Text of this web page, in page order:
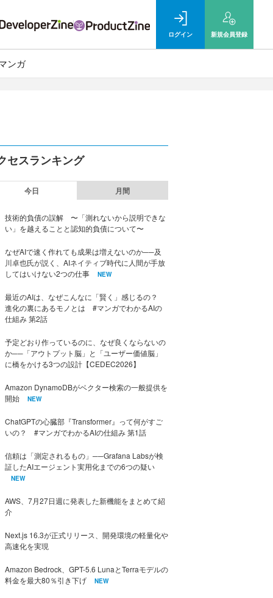
ログイン 新規会員登録
ンガ
セスランキング
今日 月間
技術的負債の誤解 〜「測れないから説明できな
い」を越えることと認知的負債について〜
なぜAIで速く作れても成果は増えないのか──及
川卓也氏が説く、AIネイティブ時代に人間が手放
してはいけない2つの仕事
NEW
最近のAIは、なぜこんなに「賢く」感じるの？
進化の裏にあるモノとは #マンガでわかるAIの
仕組み 第2話
予定どおり作っているのに、なぜ良くならないの
か──「アウトプット脳」と「ユーザー価値脳」
に橋をかける3つの設計【CEDEC2026】
Amazon DynamoDBがベクター検索の一般提供を
開始
NEW
ChatGPTの心臓部『Transformer』って何がすご
いの？ #マンガでわかるAIの仕組み 第1話
信頼は「測定されるもの」──Grafana Labsが検
証したAIエージェント実用化までの6つの疑い
NEW
AWS、7月27日週に発表した新機能をまとめて紹
介
Next.js 16.3が正式リリース、開発環境の軽量化や
高速化を実現
Amazon Bedrock、GPT-5.6 LunaとTerraモデルの
料金を最大80％引き下げ
NEW